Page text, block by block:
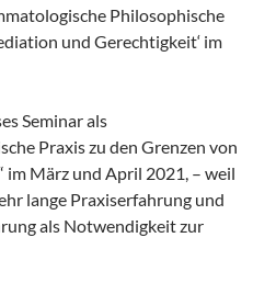
Philosophische
und Gerechtigkeit‘ im
Seminar als
Praxis zu den Grenzen von
März und April 2021, – weil
lange Praxiserfahrung und
als Notwendigkeit zur